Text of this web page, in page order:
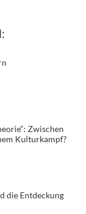
Zwischen
Kulturkampf?
die Entdeckung